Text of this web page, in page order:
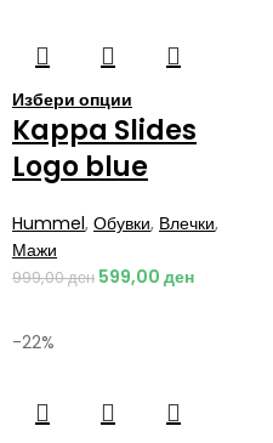
Избери опции
Kappa Slides
Logo blue
Hummel, Обувки, Влечки,
Мажи
999,00ден 599,00 ден
-22%